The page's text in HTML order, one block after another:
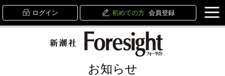
ログイン 初めての方 会員登録
お知らせ